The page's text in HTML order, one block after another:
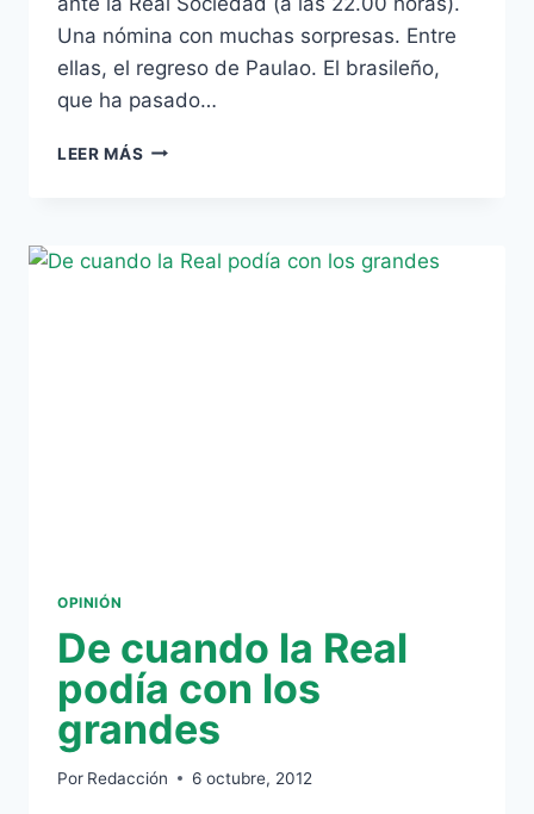
Una nómina con muchas sorpresas. Entre
ellas, el regreso de Paulao. El brasileño,
que ha pasado…
LEER MÁS VUELVEN
UNA
OPINIÓN
De cuando la Real
podía con los
grandes
Por Redacción 6 octubre, 2012